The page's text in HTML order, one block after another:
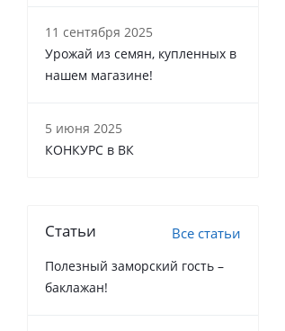
11 сентября 2025
Урожай из семян, купленных в
нашем магазине!
5 июня 2025
КОНКУРС в ВК
Статьи Все статьи
Полезный заморский гость –
баклажан!